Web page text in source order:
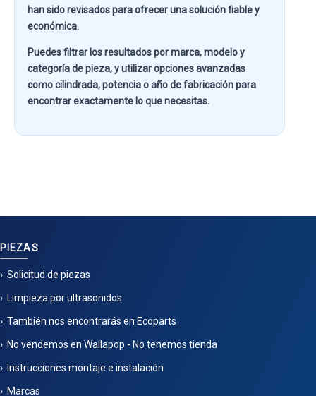
han sido revisados para ofrecer una solución fiable y
económica.
Puedes filtrar los resultados pormarca, modelo y
categoría de pieza, y utilizar opciones avanzadas
comocilindrada, potencia o año de fabricaciónpara
encontrar exactamente lo que necesitas.
PIEZAS
Solicitud de piezas
Limpieza por ultrasonidos
También nos encontrarás en Ecoparts
No vendemos en Wallapop - No tenemos tienda
Instrucciones montaje e instalación
Marcas